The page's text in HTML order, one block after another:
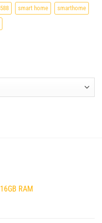
smart home smarthome
RAM